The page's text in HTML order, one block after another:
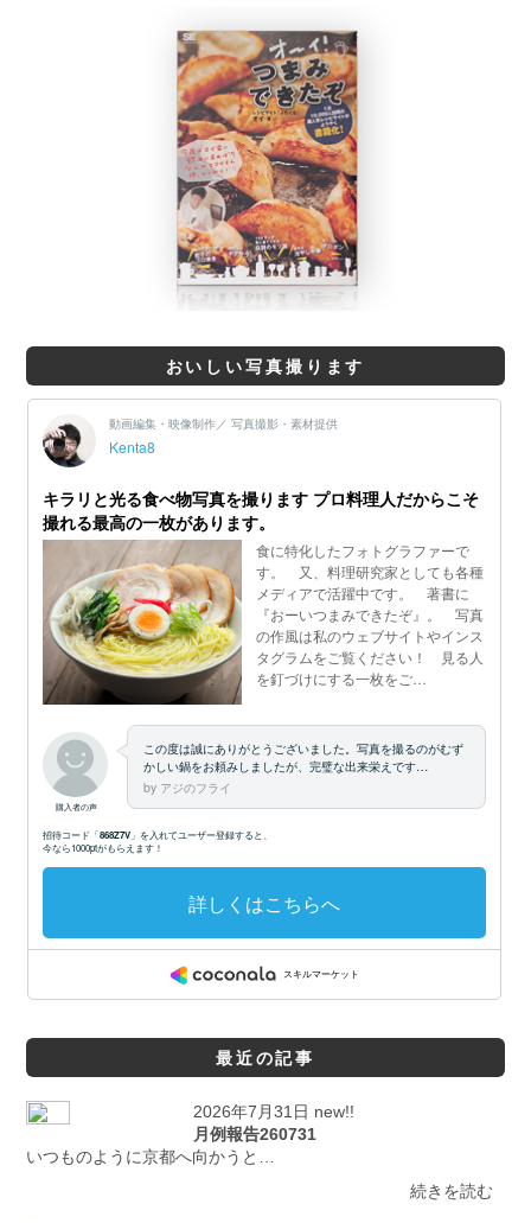
おいしい写真撮ります
最近の記事
2026年7月31日 new!!
月例報告260731
いつものように京都へ向かうと…
続きを読む